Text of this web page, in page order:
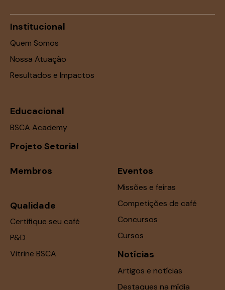
Institucional
Quem Somos
Nossa Atuação
Resultados e Impactos
Educacional
BSCA Academy
Projeto Setorial
Membros
Qualidade
Certifique seu café
P&D
Vitrine BSCA
Eventos
Missões e feiras
Competições de café
Concursos
Cursos
Notícias
Artigos e notícias
Destaques na mídia